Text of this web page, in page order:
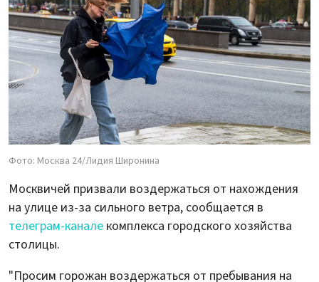
Фото: Москва 24/Лидия Широнина
Москвичей призвали воздержаться от нахождения
на улице из-за сильного ветра, сообщается в
телеграм-канале комплекса городского хозяйства
столицы.
"Просим горожан воздержаться от пребывания на